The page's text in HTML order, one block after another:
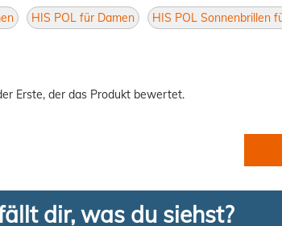
HIS POL für Damen HIS POL Sonnenbrillen
Erste, der das Produkt bewertet.
dir, was du siehst?